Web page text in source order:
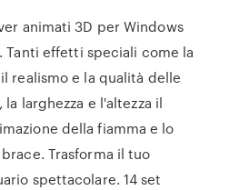
animati 3D per Windows
Tanti effetti speciali come la
realismo e la qualità delle
larghezza e l'altezza il
della fiamma e lo
Trasforma il tuo
spettacolare. 14 set